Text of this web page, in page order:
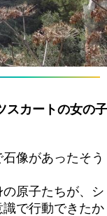
カートの女の子
像があったそう
原子たちが、シ
で行動できたか